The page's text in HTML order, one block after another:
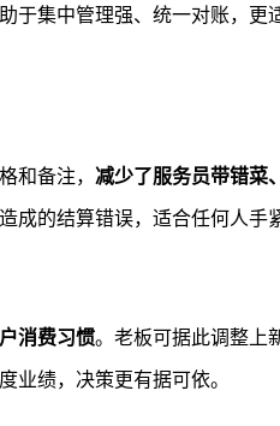
于集中管理强、统一对账，更
和备注， 减少了服务员带错菜
的结算错误，适合任何人手
消费习惯。老板可据此调整上
业绩，决策更有据可依。